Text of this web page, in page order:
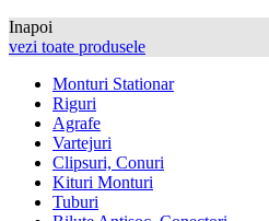
Inapoi
vezi toate produsele
Monturi Stationar
Riguri
Agrafe
Vartejuri
Clipsuri, Conuri
Kituri Monturi
Tuburi